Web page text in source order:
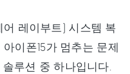
레이부트) 시스템 복
이폰15가 멈추는 문제
루션 중 하나입니다.